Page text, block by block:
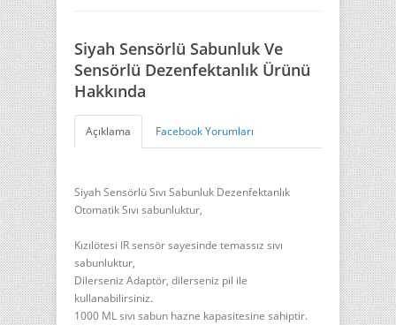
Siyah Sensörlü Sabunluk Ve
Sensörlü Dezenfektanlık Ürünü
Hakkında
Açıklama Facebook Yorumları
Siyah Sensörlü Sıvı Sabunluk Dezenfektanlık
Otomatik Sıvı sabunluktur,
Kızılötesi IR sensör sayesinde temassız sıvı
sabunluktur,
Dilerseniz Adaptör, dilerseniz pil ile
kullanabilirsiniz.
1000 ML sıvı sabun hazne kapasitesine sahiptir.